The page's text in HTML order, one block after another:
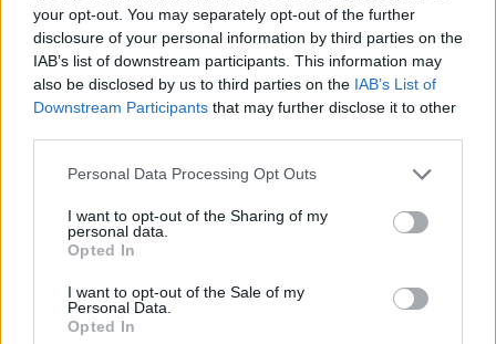
your opt-out. You may separately opt-out of the further
disclosure of your personal information by third parties on the
IAB’s list of downstream participants. This information may
also be disclosed by us to third parties on the IAB’s List of
Downstream Participants that may further disclose it to other
Please note that this website/app uses one or more Google
not limited to your visit or usage behaviour. You may click to
grant or deny consent to Google and its third-party tags to
use your data for below specified purposes in below Google
consent section.
Personal Data Processing Opt Outs
I want to opt-out of the Sharing of my
personal data.
Opted In
I want to opt-out of the Sale of my
Personal Data.
Opted In
15. Robin Hood